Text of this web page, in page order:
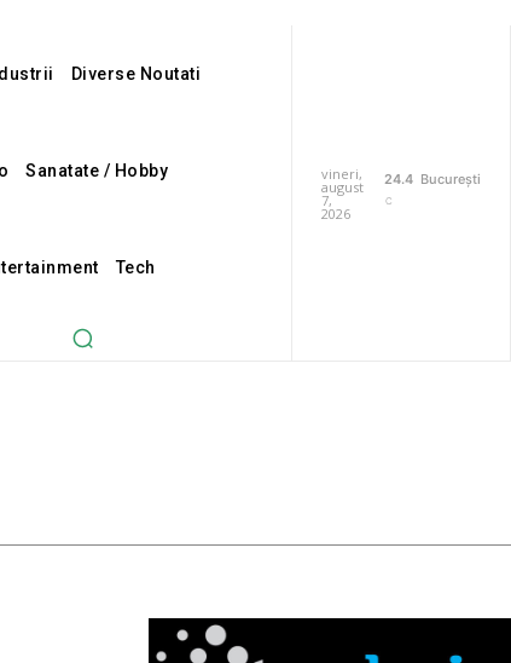
Diverse Noutati
Sanatate / Hobby
Tech
vineri,
august
7,
2026
24.4
C
București